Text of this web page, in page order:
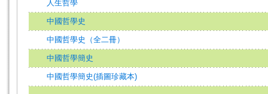
人生哲學
中國哲學史
中國哲學史（全二冊）
中國哲學簡史
中國哲學簡史(插圖珍藏本)